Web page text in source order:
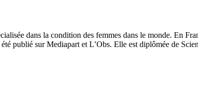
dans la condition des femmes dans le monde. En
publié sur Mediapart et L’Obs. Elle est diplômée de